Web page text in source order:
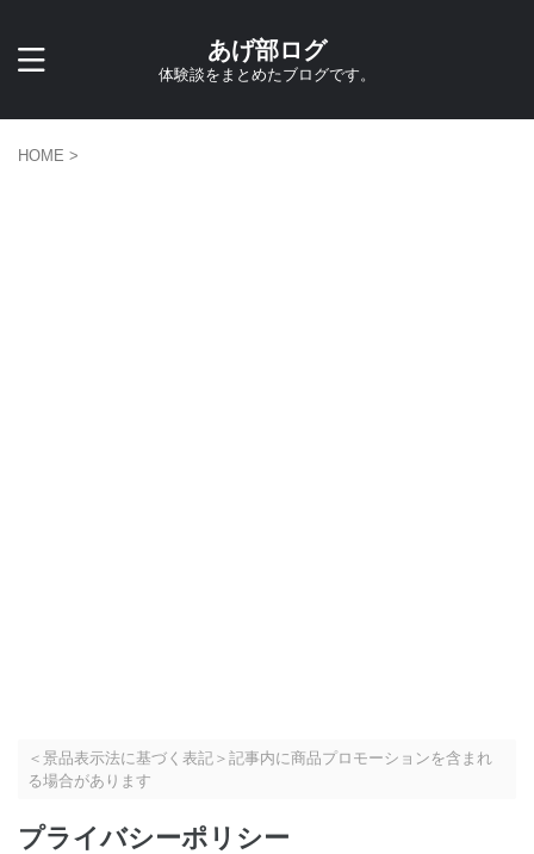
あげ部ログ
体験談をまとめたブログです。
HOME >
＜景品表示法に基づく表記＞記事内に商品プロモーションを含まれ
る場合があります
プライバシーポリシー